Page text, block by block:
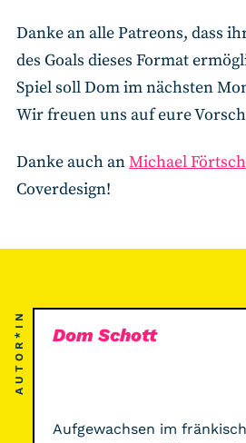
Danke an alle Patreons, dass
des Goals dieses Format
Spiel soll Dom im nächsten
Wir freuen uns auf eure
Danke auch anMichael Förtsch
Coverdesign!
AUTOR*IN Dom Schott
Aufgewachsen im